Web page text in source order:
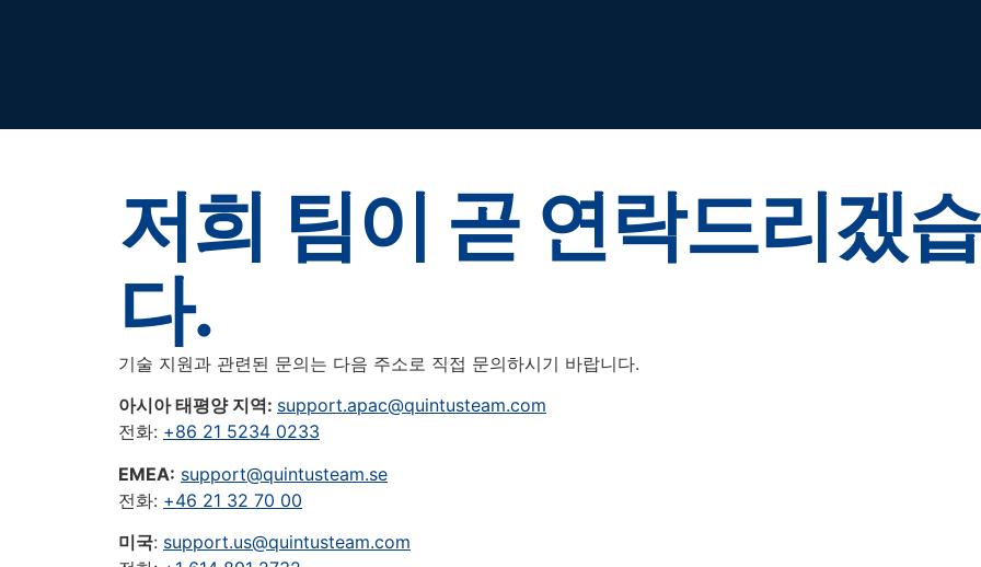
저희 팀이 곧 연락드리겠
다.
기술 지원과 관련된 문의는 다음 주소로 직접 문의하시기 바랍니다.
아시아 태평양 지역: support.apac@quintusteam.com
전화: +86 21 5234 0233
EMEA: support@quintusteam.se
전화: +46 21 32 70 00
미국: support.us@quintusteam.com